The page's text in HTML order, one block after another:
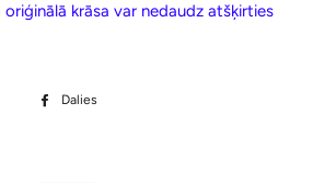
krāsa var nedaudz atšķirties
Dalies